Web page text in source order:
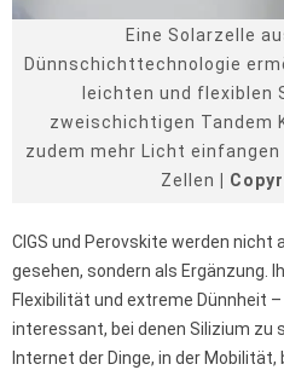
Eine Solarzelle
Dünnschichttechnologie
leichten und flexiblen
zweischichtigen Tandem
zudem mehr Licht
Zellen
|
CIGS und Perovskite werden nicht
gesehen, sondern als Ergänzung.
Flexibilität und extreme Dünnheit
interessant, bei denen Silizium zu
Internet der Dinge, in der